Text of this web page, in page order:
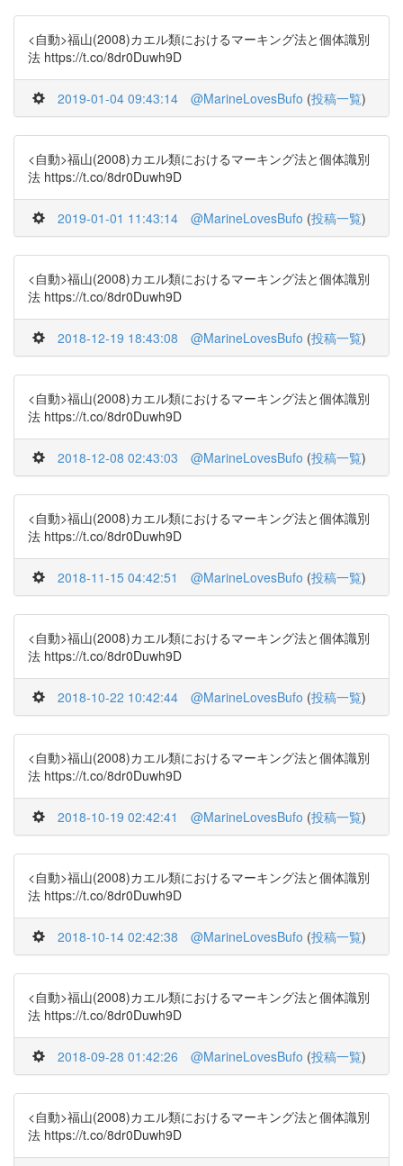
<自動>福山(2008)カエル類におけるマーキング法と個体識別
法 https://t.co/8dr0Duwh9D
2019-01-04 09:43:14 @MarineLovesBufo (投稿一覧)
<自動>福山(2008)カエル類におけるマーキング法と個体識別
法 https://t.co/8dr0Duwh9D
2019-01-01 11:43:14 @MarineLovesBufo (投稿一覧)
<自動>福山(2008)カエル類におけるマーキング法と個体識別
法 https://t.co/8dr0Duwh9D
2018-12-19 18:43:08 @MarineLovesBufo (投稿一覧)
<自動>福山(2008)カエル類におけるマーキング法と個体識別
法 https://t.co/8dr0Duwh9D
2018-12-08 02:43:03 @MarineLovesBufo (投稿一覧)
<自動>福山(2008)カエル類におけるマーキング法と個体識別
法 https://t.co/8dr0Duwh9D
2018-11-15 04:42:51 @MarineLovesBufo (投稿一覧)
<自動>福山(2008)カエル類におけるマーキング法と個体識別
法 https://t.co/8dr0Duwh9D
2018-10-22 10:42:44 @MarineLovesBufo (投稿一覧)
<自動>福山(2008)カエル類におけるマーキング法と個体識別
法 https://t.co/8dr0Duwh9D
2018-10-19 02:42:41 @MarineLovesBufo (投稿一覧)
<自動>福山(2008)カエル類におけるマーキング法と個体識別
法 https://t.co/8dr0Duwh9D
2018-10-14 02:42:38 @MarineLovesBufo (投稿一覧)
<自動>福山(2008)カエル類におけるマーキング法と個体識別
法 https://t.co/8dr0Duwh9D
2018-09-28 01:42:26 @MarineLovesBufo (投稿一覧)
<自動>福山(2008)カエル類におけるマーキング法と個体識別
法 https://t.co/8dr0Duwh9D